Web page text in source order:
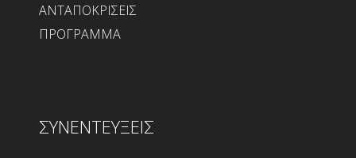
ΑΝΤΑΠΟΚΡΙΣΕΙΣ
ΠΡΟΓΡΑΜΜΑ
ΣΥΝΕΝΤΕΥΞΕΙΣ